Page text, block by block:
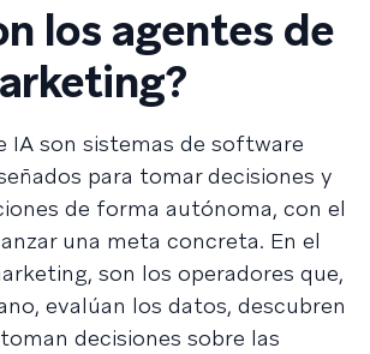
los agentes de
IA son sistemas de software
para tomar decisiones y
de forma autónoma, con el
una meta concreta. En el
son los operadores que,
evalúan los datos, descubren
decisiones sobre las